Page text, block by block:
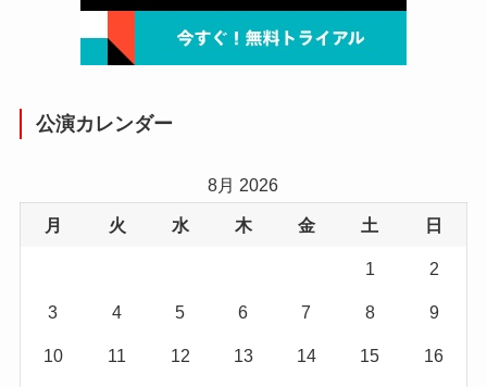
公演カレンダー
8月 2026
月 火 水 木 金 土 日
1 2
3 4 5 6 7 8 9
10 11 12 13 14 15 16